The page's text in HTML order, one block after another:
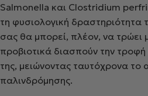
Salmonella και Clostridium
τη φυσιολογική δραστηριότητα
σας θα μπορεί, πλέον, να τρώει
προβιοτικά διασπούν την
της, μειώνοντας ταυτόχρονα το
παλινδρόμησης.